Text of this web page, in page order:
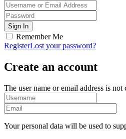
Remember Me
RegisterLost your password?
Create an account
The user name or email address is not
Your personal data will be used to